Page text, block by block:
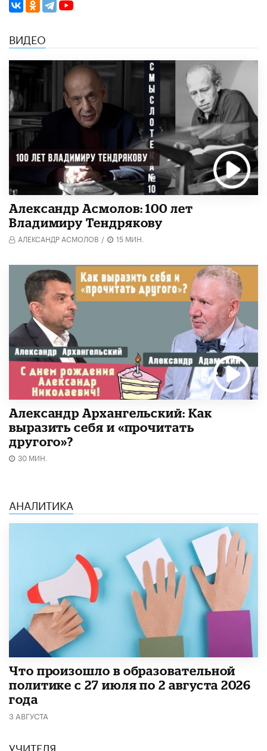
ВИДЕО
Александр Асмолов: 100 лет
Владимиру Тендрякову
АЛЕКСАНДР АСМОЛОВ / 15 МИН.
Александр Архангельский: Как
выразить себя и «прочитать
другого»?
30 МИН.
АНАЛИТИКА
​Что произошло в образовательной
политике с 27 июля по 2 августа 2026
года
3 АВГУСТА
УЧИТЕЛЯ